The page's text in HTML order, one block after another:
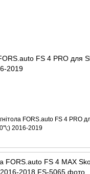
FS 4 PRO для
2019
FORS.auto FS 4 PRO
2016-2019